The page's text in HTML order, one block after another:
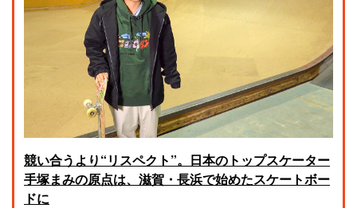
競い合うより“リスペクト”。日本のトップスケーター
手塚まみの原点は、滋賀・長浜で始めたスケートボー
ドに